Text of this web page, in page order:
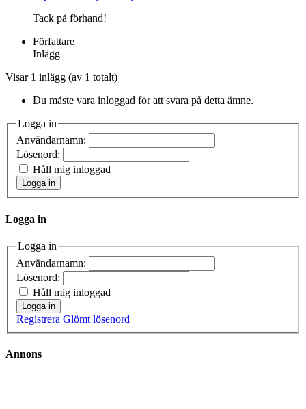
Tack på förhand!
Författare
Inlägg
Visar 1 inlägg (av 1 totalt)
Du måste vara inloggad för att svara på detta ämne.
Logga in
Användarnamn:
Lösenord:
Håll mig inloggad
Logga in
Logga in
Logga in
Användarnamn:
Lösenord:
Håll mig inloggad
Logga in
Registrera Glömt lösenord
Annons